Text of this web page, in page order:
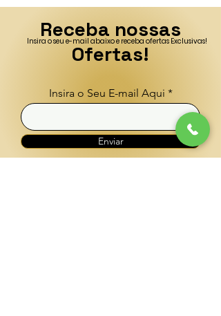
Receba nossas
Ofertas!
Insira o seu e-mail abaixo e receba ofertas Exclusivas!
Insira o Seu E-mail Aqui
Enviar